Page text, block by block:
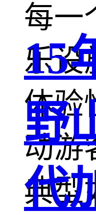
每一
乐设
体验
动游
典型
15
野
代